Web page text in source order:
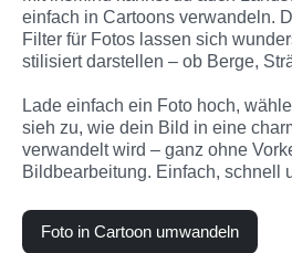
einfach in Cartoons verwandeln.
Filter für Fotos lassen sich
stilisiert darstellen – ob Berge,
Lade einfach ein Foto hoch,
sieh zu, wie dein Bild in eine
verwandelt wird – ganz ohne
Bildbearbeitung. Einfach, schnell
Foto in Cartoon umwandeln